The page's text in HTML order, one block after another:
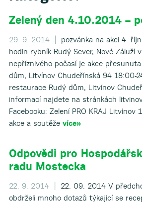
Zelený den 4.10.2014 –
29. 9. 2014 |
pozvánka na akci 4.
hodin rybník Rudý Sever, Nové Záluží
nepříznivého počasí je akce
dům, Litvínov Chudeřínská 94 18:00-
restaurace Rudý dům, Litvínov
informací najdete na stránkách
Facebooku: Zelení PRO KRAJ Litvínov
akce a soutěže více»
Odpovědi pro
radu Mostecka
22. 9. 2014 |
22. 09. 2014 V
obdrželi mnoho dotazů týkající se